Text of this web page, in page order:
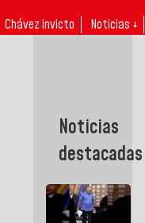
Chávez invicto Noticias ↓
Noticias
destacadas